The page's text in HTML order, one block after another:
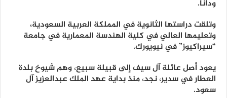
ودانا.
وتلقت دراستها الثانوية في المملكة العربية السعودية،
وتعليمها العالي في كلية الهندسة المعمارية في جامعة
“سيراكيوز” في نيويورك.
يعود أصل عائلة آل سيف إلى قبيلة سبيع، وهم شيوخ بلدة
العطار في سدير، نجد، منذ بداية عهد الملك عبدالعزيز آل
سعود.